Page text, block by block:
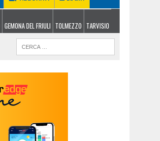
GEMONA DEL FRIULI TOLMEZZO TARVISIO